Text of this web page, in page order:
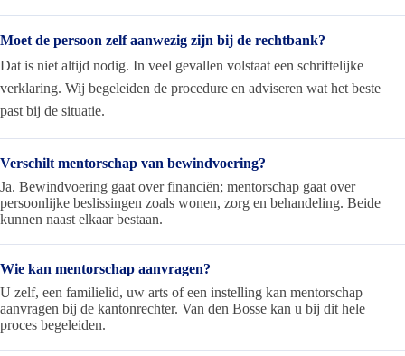
Moet de persoon zelf aanwezig zijn bij de rechtbank?
Dat is niet altijd nodig. In veel gevallen volstaat een schriftelijke
verklaring. Wij begeleiden de procedure en adviseren wat het beste
past bij de situatie.
Verschilt mentorschap van bewindvoering?
Ja. Bewindvoering gaat over financiën; mentorschap gaat over
persoonlijke beslissingen zoals wonen, zorg en behandeling. Beide
kunnen naast elkaar bestaan.
Wie kan mentorschap aanvragen?
U zelf, een familielid, uw arts of een instelling kan mentorschap
aanvragen bij de kantonrechter. Van den Bosse kan u bij dit hele
proces begeleiden.